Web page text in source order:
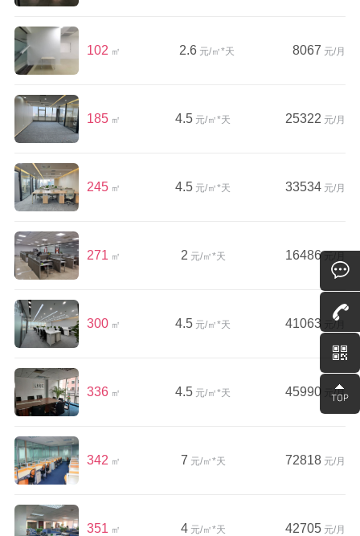
102 ㎡ 2.6 元/㎡*天 8067 元/月
185 ㎡ 4.5 元/㎡*天 25322 元/月
245 ㎡ 4.5 元/㎡*天 33534 元/月
271 ㎡ 2 元/㎡*天 16486
300 ㎡ 4.5 元/㎡*天 41063 元/月
336 ㎡ 4.5 元/㎡*天 45990 元/月
342 ㎡ 7 元/㎡*天 72818 元/月
351 ㎡ 4 元/㎡*天 42705 元/月